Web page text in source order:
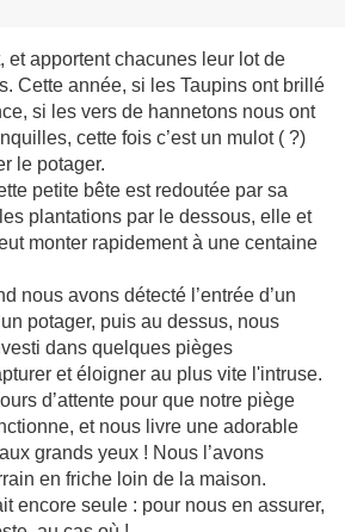
et apportent chacunes leur lot de
Cette année, si les Taupins ont brillé
si les vers de hannetons nous ont
cette fois c’est un mulot ( ?)
le potager.
petite bête est redoutée par sa
plantations par le dessous, elle et
monter rapidement à une centaine
nous avons détecté l’entrée d’un
potager, puis au dessus, nous
dans quelques pièges
et éloigner au plus vite l'intruse.
d’attente pour que notre piège
et nous livre une adorable
grands yeux ! Nous l’avons
en friche loin de la maison.
encore seule : pour nous en assurer,